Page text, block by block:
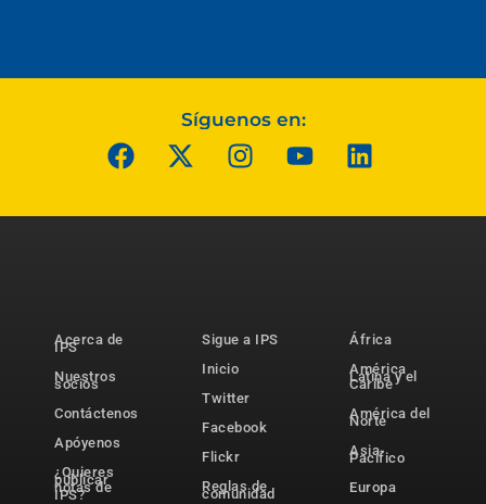
Síguenos en:
Acerca de
IPS
Nuestros
socios
Contáctenos
Apóyenos
¿Quieres
publicar
notas de
IPS?
Sigue a IPS
Inicio
Twitter
Facebook
Flickr
Reglas de
comunidad
África
América
Latina y el
Caribe
América del
Norte
Asia-
Pacífico
Europa